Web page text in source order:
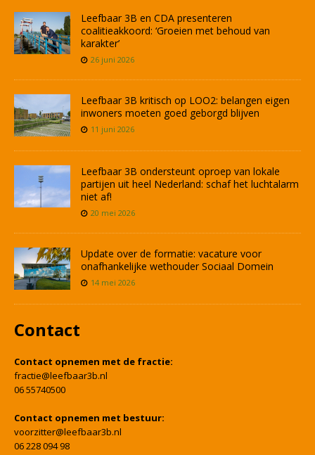
Leefbaar 3B en CDA presenteren
coalitieakkoord: ‘Groeien met behoud van
karakter’
26 juni 2026
Leefbaar 3B kritisch op LOO2: belangen eigen
inwoners moeten goed geborgd blijven
11 juni 2026
Leefbaar 3B ondersteunt oproep van lokale
partijen uit heel Nederland: schaf het luchtalarm
niet af!
20 mei 2026
Update over de formatie: vacature voor
onafhankelijke wethouder Sociaal Domein
14 mei 2026
Contact
Contact opnemen met de fractie:
fractie@leefbaar3b.nl
06 55740500
Contact opnemen met bestuur:
voorzitter@leefbaar3b.nl
06 228 094 98